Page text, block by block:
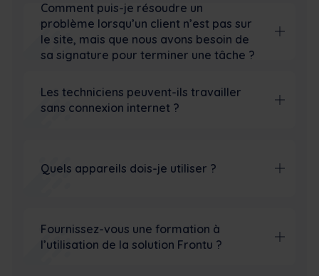
Comment puis-je résoudre un
problème lorsqu’un client n’est pas sur
le site, mais que nous avons besoin de
sa signature pour terminer une tâche ?
Les techniciens peuvent-ils travailler
sans connexion internet ?
Quels appareils dois-je utiliser ?
Fournissez-vous une formation à
l’utilisation de la solution Frontu ?